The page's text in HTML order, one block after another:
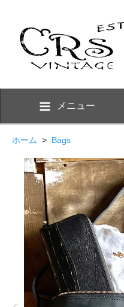
メニュー
ホーム > Bags